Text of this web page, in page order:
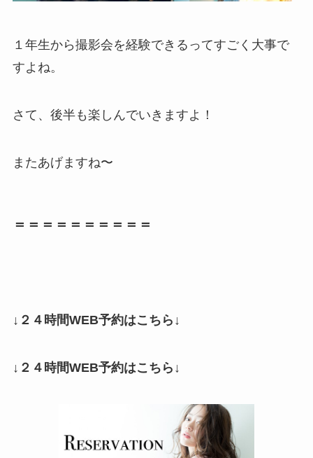
１年生から撮影会を経験できるってすごく大事で
すよね。
さて、後半も楽しんでいきますよ！
またあげますね〜
＝＝＝＝＝＝＝＝＝＝
↓２４時間WEB予約はこちら↓
↓２４時間WEB予約はこちら↓